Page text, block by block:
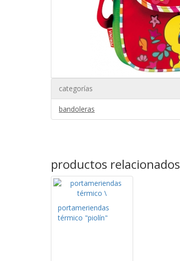
categorías
bandoleras
productos relacionados
portameriendas
térmico "piolín"